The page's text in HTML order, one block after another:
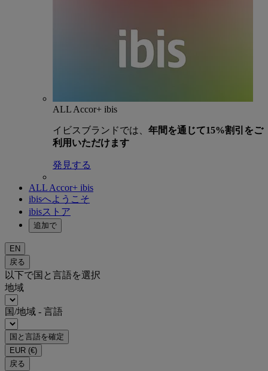
ALL Accor+ ibis
イビスブランドでは、 年間を通じて15%割引をご
利用いただけます
発見する
ALL Accor+ ibis
ibisへようこそ
ibisストア
追加で
EN
戻る
以下で国と言語を選択
地域
国/地域 - 言語
国と言語を確定
EUR (€)
戻る